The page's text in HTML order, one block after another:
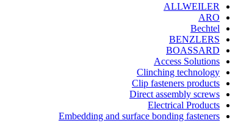
ALLWEILER
ARO
Bechtel
BENZLERS
BOASSARD
Access Solutions
Clinching technology
Clip fasteners products
Direct assembly screws
Electrical Products
Embedding and surface bonding fasteners